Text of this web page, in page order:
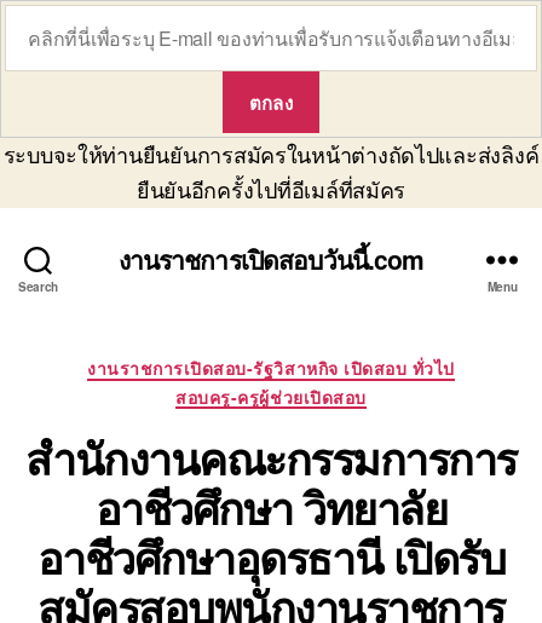
ระบบจะให้ท่านยืนยันการสมัครในหน้าต่างถัดไปและส่งลิงค์
ยืนยันอีกครั้งไปที่อีเมล์ที่สมัคร
Search
งานราชการเปิดสอบวันนี้.com
Menu
Categories
งานราชการเปิดสอบ-รัฐวิสาหกิจ เปิดสอบ ทั่วไป
สอบครู-ครูผู้ช่วยเปิดสอบ
สำนักงานคณะกรรมการการ
อาชีวศึกษา วิทยาลัย
อาชีวศึกษาอุดรธานี เปิดรับ
สมัครสอบพนักงานราชการ